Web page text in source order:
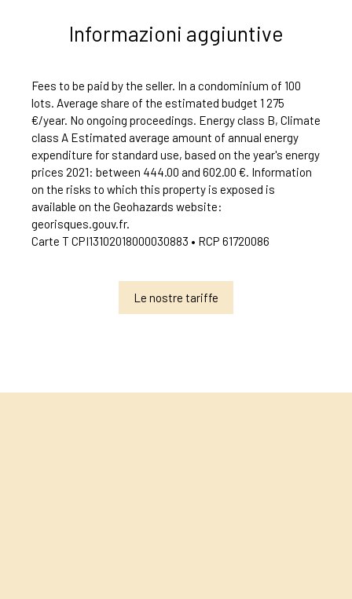
Informazioni aggiuntive
Fees to be paid by the seller. In a condominium of 100
lots. Average share of the estimated budget 1 275
€/year. No ongoing proceedings. Energy class B, Climate
class A Estimated average amount of annual energy
expenditure for standard use, based on the year's energy
prices 2021: between 444.00 and 602.00 €. Information
on the risks to which this property is exposed is
available on the Geohazards website:
georisques.gouv.fr.
Carte T CPI13102018000030883 • RCP 61720086
Le nostre tariffe